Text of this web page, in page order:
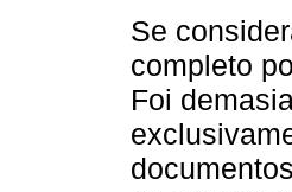
Se
completo
Foi